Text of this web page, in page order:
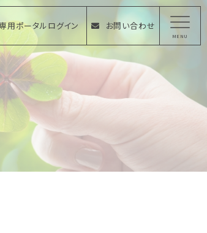
用ポータルログイン お問い合わせ
MENU